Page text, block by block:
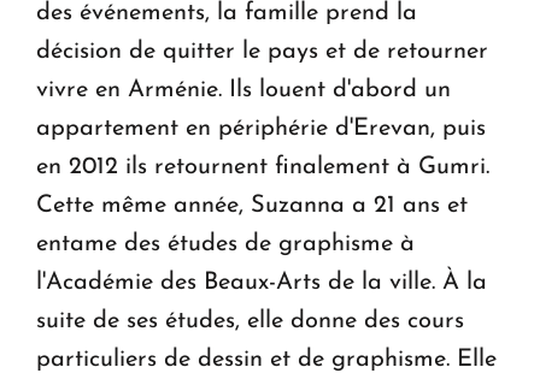
des événements, la famille prend la
décision de quitter le pays et de retourner
vivre en Arménie. Ils louent d'abord un
appartement en périphérie d'Erevan, puis
en 2012 ils retournent finalement à Gumri.
Cette même année, Suzanna a 21 ans et
entame des études de graphisme à
l'Académie des Beaux-Arts de la ville. À la
suite de ses études, elle donne des cours
particuliers de dessin et de graphisme. Elle